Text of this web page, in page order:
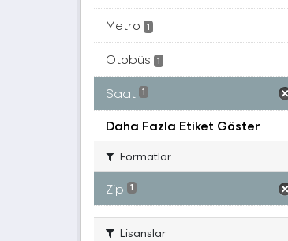
Metro 1
Otobüs 1
Saat 1
Daha Fazla Etiket Göster
Formatlar
Zip 1
Lisanslar